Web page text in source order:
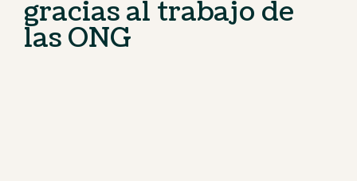
gracias al trabajo de
las ONG